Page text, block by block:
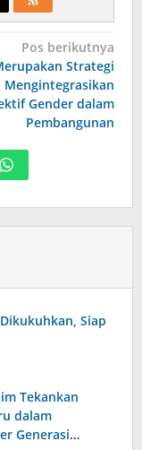
Pos berikutnya
Strategi
Mengintegrasikan
Gender dalam
Pembangunan
Siap
Tekankan
dalam
Generasi